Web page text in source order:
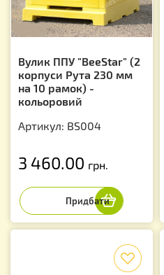
Вулик ППУ "BeeStar" (2
корпуси Рута 230 мм
на 10 рамок) -
кольоровий
Артикул: BS004
3 460.00 грн.